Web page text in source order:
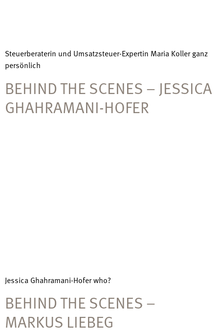
Steuerberaterin und Umsatzsteuer-Expertin Maria Koller ganz
persönlich
BEHIND THE SCENES – JESSICA
GHAHRAMANI-HOFER
Jessica Ghahramani-Hofer who?
BEHIND THE SCENES –
MARKUS LIEBEG